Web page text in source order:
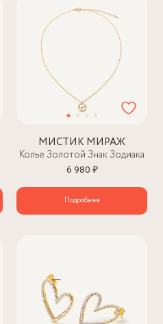
МИСТИК МИРАЖ
Колье Золотой Знак Зодиака
6 980 ₽
Подробнее